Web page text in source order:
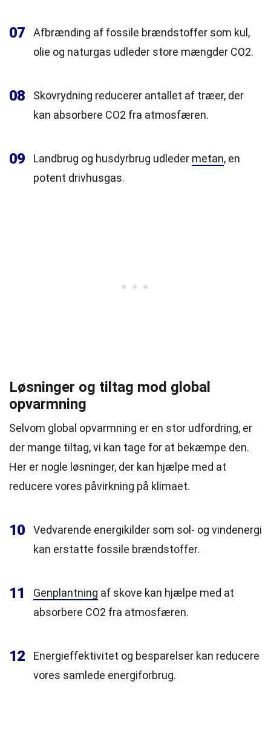
07
Afbrænding af fossile brændstoffer som kul,
olie og naturgas udleder store mængder CO2.
08
Skovrydning reducerer antallet af træer, der
kan absorbere CO2 fra atmosfæren.
09 Landbrug og husdyrbrug udleder metan, en
potent drivhusgas.
Løsninger og tiltag mod global
opvarmning
Selvom global opvarmning er en stor udfordring, er
der mange tiltag, vi kan tage for at bekæmpe den.
Her er nogle løsninger, der kan hjælpe med at
reducere vores påvirkning på klimaet.
10
Vedvarende energikilder som sol- og vindenergi
kan erstatte fossile brændstoffer.
11 Genplantning af skove kan hjælpe med at
absorbere CO2 fra atmosfæren.
12
Energieffektivitet og besparelser kan reducere
vores samlede energiforbrug.